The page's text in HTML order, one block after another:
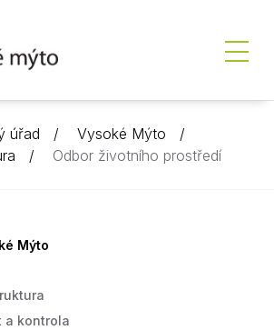
úřad
Vysoké Mýto
Odbor životního prostředí
Mýto
a kontrola